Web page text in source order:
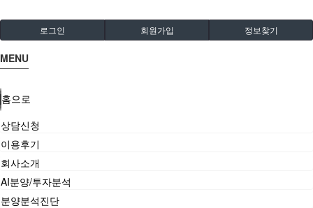
로그인 회원가입 정보찾기
MENU
홈으로
상담신청
이용후기
회사소개
AI분양/투자분석
분양분석진단